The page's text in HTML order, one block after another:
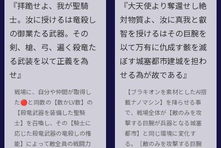
『拝跪せよ、我が聖騎
士。汝に授けるは竜殺し
の御業たる武器。その
剣、槍、弓、遍く殺竜た
る武装を以て正義を為
せ』
戦場に、自分や仲間が取得し
た🔴と同数の【数かLV数】の
【殺竜武器を装備した聖騎
士】を召喚し、その【騎士に
応じた殺竜武器の竜殺しの権
能】によって敵全員の戦闘力
『大天使より奪還せし絶
対物質よ、汝に真我と叡
智を授けるはその巨腕を
以て万有に仇成す骸を滅
ぼす城塞都市建城を担わ
せる為が故である』
【ブラキオンを素材としたAI搭
載ナノマシン】を降らせる事
で、戦場全体が【敵のみを攻
撃する巨腕が兵器となる城塞
都市】と同じ環境に変化す
る。［敵のみを攻撃する巨腕